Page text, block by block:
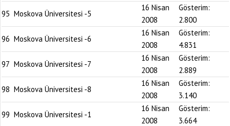
95 Moskova Üniversitesi -5
16 Nisan
2008
Gösterim:
2.800
96 Moskova Üniversitesi -6
16 Nisan
2008
Gösterim:
4.831
97 Moskova Üniversitesi -7
16 Nisan
2008
Gösterim:
2.889
98 Moskova Üniversitesi -8
16 Nisan
2008
Gösterim:
3.140
99 Moskova Üniversitesi -1
16 Nisan
2008
Gösterim:
3.664